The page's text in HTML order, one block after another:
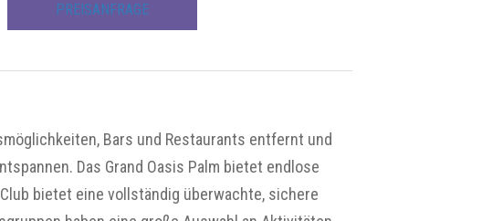
PREISANFRAGE
Bars und Restaurants entfernt und
Das Grand Oasis Palm bietet endlose
bietet eine vollständig überwachte, sichere